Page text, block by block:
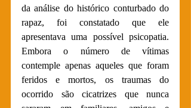
da análise do histórico conturbado do
rapaz, foi constatado que ele
apresentava uma possível psicopatia.
Embora o número de vítimas
contemple apenas aqueles que foram
feridos e mortos, os traumas do
ocorrido são cicatrizes que nunca